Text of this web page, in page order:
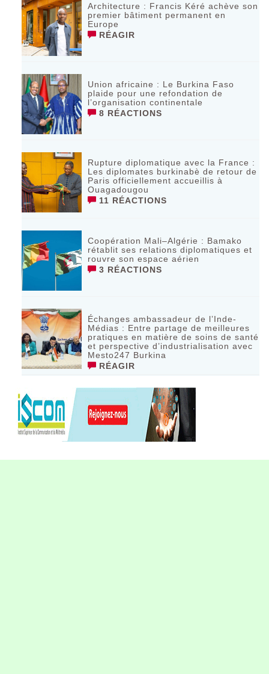
‎Architecture : Francis Kéré achève son
premier bâtiment permanent en
Europe
RÉAGIR
Union africaine : Le Burkina Faso
plaide pour une refondation de
l’organisation continentale‎
8 RÉACTIONS
Rupture diplomatique avec la France :
Les diplomates burkinabè de retour de
Paris officiellement accueillis à
Ouagadougou
11 RÉACTIONS
Coopération Mali–Algérie : Bamako
rétablit ses relations diplomatiques et
rouvre son espace aérien
3 RÉACTIONS
Échanges ambassadeur de l’Inde-
Médias : Entre partage de meilleures
pratiques en matière de soins de santé
et perspective d’industrialisation avec
Mesto247 Burkina
RÉAGIR